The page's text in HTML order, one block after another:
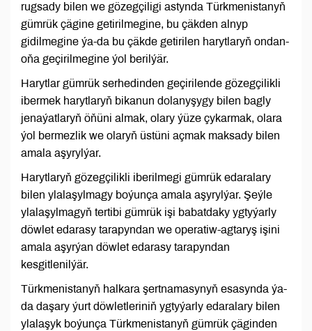
rugsady bilen we gözegçiligi astynda Türkmenistanyň
gümrük çägine getirilmegine, bu çäkden alnyp
gidilmegine ýa-da bu çäkde getirilen harytlaryň ondan-
oňa geçirilmegine ýol berilýär.
Harytlar gümrük serhedinden geçirilende gözegçilikli
ibermek harytlaryň bikanun dolanyşygy bilen bagly
jenaýatlaryň öňüni almak, olary ýüze çykarmak, olara
ýol bermezlik we olaryň üstüni açmak maksady bilen
amala aşyrylýar.
Harytlaryň gözegçilikli iberilmegi gümrük edaralary
bilen ylalaşylmagy boýunça amala aşyrylýar. Şeýle
ylalaşylmagyň tertibi gümrük işi babatdaky ygtyýarly
döwlet edarasy tarapyndan we operatiw-agtaryş işini
amala aşyrýan döwlet edarasy tarapyndan
kesgitlenilýär.
Türkmenistanyň halkara şertnamasynyň esasynda ýa-
da daşary ýurt döwletleriniň ygtyýarly edaralary bilen
ylalaşyk boýunça Türkmenistanyň gümrük çäginden